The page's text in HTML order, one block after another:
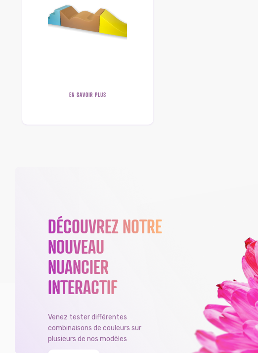
EN SAVOIR PLUS
DÉCOUVREZ NOTRE
NOUVEAU
NUANCIER
INTERACTIF
Venez tester différentes
combinaisons de couleurs sur
plusieurs de nos modèles